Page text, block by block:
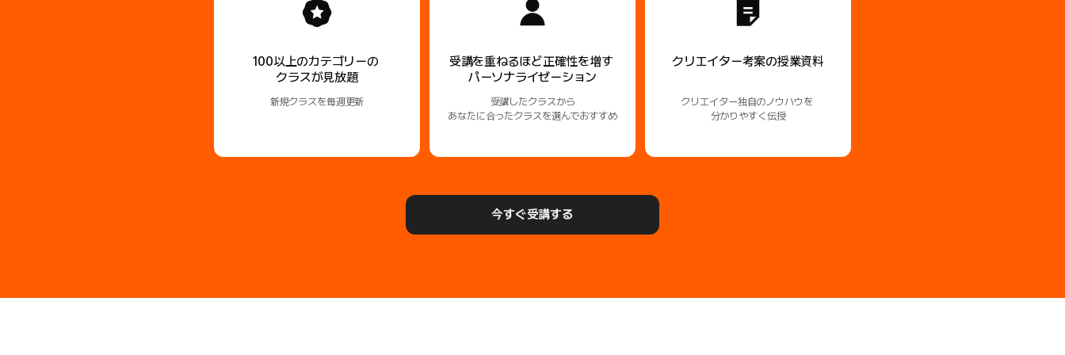
100以上のカテゴリーの
クラスが見放題
新規クラスを毎週更新
受講を重ねるほど正確性を増す
パーソナライゼーション
受講したクラスから
あなたに合ったクラスを選んでおすすめ
クリエイター考案の授業資料
クリエイター独自のノウハウを
分かりやすく伝授
今すぐ受講する